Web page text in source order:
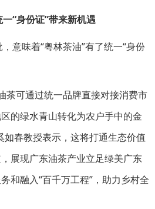
“身份证”带来新机遇
意味着“粤林茶油”有了统一“身份
茶可通过统一品牌直接对接消费市
的绿水青山转化为农户手中的金
如春教授表示，这将打通生态价值
展现广东油茶产业立足绿美广东
和融入“百千万工程”，助力乡村全